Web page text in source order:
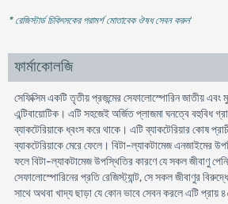
* রেজিস্টার্ড চিকিৎসকের পরামর্শ মোতাবেক ঔষধ সেবন করুন'
ফার্মাকোলজি
সেফিক্সিম একটি তৃতীয় প্রজন্মের সেফালোস্পোরিন জাতীয় এবং
এন্টিবায়োটিক। এটি সহজেই অর্জিত প্লাজমা ঘনত্বে বহুবিধ
ব্যাকটেরিয়াকে ধ্বংস করে থাকে। এটি ব্যাকটেরিয়ার কোষ
ব্যাকটেরিয়াকে মেরে ফেলে। বিটা-ল্যাকটামেজ এনজাইমের
ফলে বিটা-ল্যাকটামেজ উপস্থিতির কারণে যে সকল জীবাণু
সেফালোস্পোরিনের প্রতি রেজিস্ট্যান্ট, সে সকল জীবাণুর
সাথে অথবা খাদ্য ছাড়া যে কোন ভাবে সেবন করলে এটি